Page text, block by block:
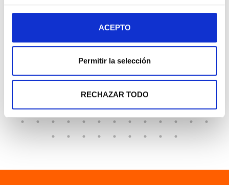
ACEPTO
Permitir la selección
RECHAZAR TODO
TUBERÍAS Y MANGUERAS
TUBO POLIAMIDA PA12
ALTA PRESIÓN-HL
TUBERÍAS Y MANGUERAS